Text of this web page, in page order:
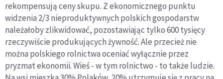
rekompensują ceny skupu. Z ekonomicznego punktu
widzenia 2/3 nieproduktywnych polskich gospodarstw
należałoby zlikwidować, pozostawiając tylko 600 tysięcy
rzeczywiście produkujących żywność. Ale przecież nie
można polskiego rolnictwa oceniać wyłącznie przez
pryzmat ekonomii. Wieś - w tym rolnictwo - to także ludzie.